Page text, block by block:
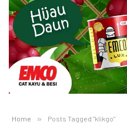
Home » Posts Tagged "klikgo"